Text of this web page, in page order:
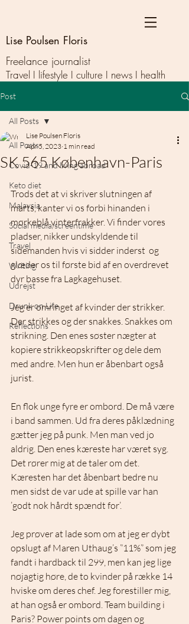
Lise Poulsen Floris
Freelance journalist
Travel I lifestyle I culture I news I health
Post
All Posts
Covid-19 and living abroad
Keto diet
Malaysia
Social media/screentime
Travel
Writing
Udrejst
Drunk on Life
Reflections
All Posts
SK 565 København-Paris
Lise Poulsen Floris
Apr 5, 2023 1 min read
Trods det at vi skriver slutningen af
marts, kanter vi os forbi hinanden i
mørkeblå vinterfrakker. Vi finder vores
pladser, nikker undskyldende til
sidemanden hvis vi sidder inderst  og
glæder os til første bid af en overdrevet
dyr basse fra Lagkagehuset.
Jeg er omringet af kvinder der strikker.
Der strikkes og der snakkes. Snakkes om
strikning. Den enes søster nægter at
kopiere strikkeopskrifter og dele dem
med andre. Men hun er åbenbart også
jurist.
En flok unge fyre er ombord. De må være
i band sammen. Ud fra deres påklædning
gætter jeg på punk. Men man ved jo
aldrig. Den enes kæreste har været syg.
Det rører mig at de taler om det.
Kæresten har det åbenbart bedre nu
men sidst de var ude at spille var han
’godt nok hårdt spændt for’.
Jeg prøver at lade som om at jeg er dybt
opslugt af Maren Uthaug’s ”11%” som jeg
fandt i hardback til 299, men kan jeg lige
nøjagtig høre, de to kvinder på række 14
hviske om deres chef. Jeg forestiller mig,
at han også er ombord. Team building i
Paris? Power points om dagen og